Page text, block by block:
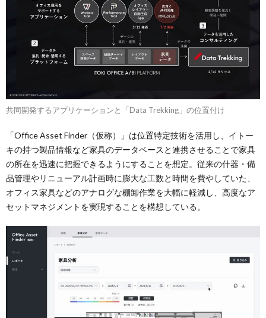
共同開発するアプリケーションと「Data Trekking」の位置付け
「Office Asset Finder（仮称）」は位置特定技術を活用し、イトー
キの持つ製品情報など家具のデータベースと連携させることで家具
の所在を迅速に把握できるようにすることを想定。従来の什器・備
品管理やリニューアル計画時に膨大な工数と時間を費やしていた、
オフィス家具などのアナログな棚卸作業を大幅に軽減し、高度なア
セットマネジメントを実現することを構想している。